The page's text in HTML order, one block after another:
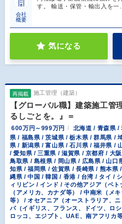
会社
概要
す。 輸送・保管・輸出入を
気になる
再掲載 施工管理（建築）
【グローバル職】建築施工管
るしごとを。』＝
600万円～999万円
北海道 / 青森県 /
県 / 福島県 / 茨城県 / 栃木県 / 群馬県 /
県 / 新潟県 / 富山県 / 石川県 / 福井県 /
/ 愛知県 / 三重県 / 滋賀県 / 京都府 / 大
鳥取県 / 島根県 / 岡山県 / 広島県 / 山口
知県 / 福岡県 / 佐賀県 / 長崎県 / 熊本県
縄県 / 中国 / 韓国 / 香港 / 台湾 / タイ /
ィリピン / インド / その他アジア（ベ
（アメリカ、カナダ等） / 中南米（メ
等） / オセアニア（オーストラリア、
パ（イギリス、フランス、ドイツ、ロ
ロッコ、エジプト、UAE、南アフリカ